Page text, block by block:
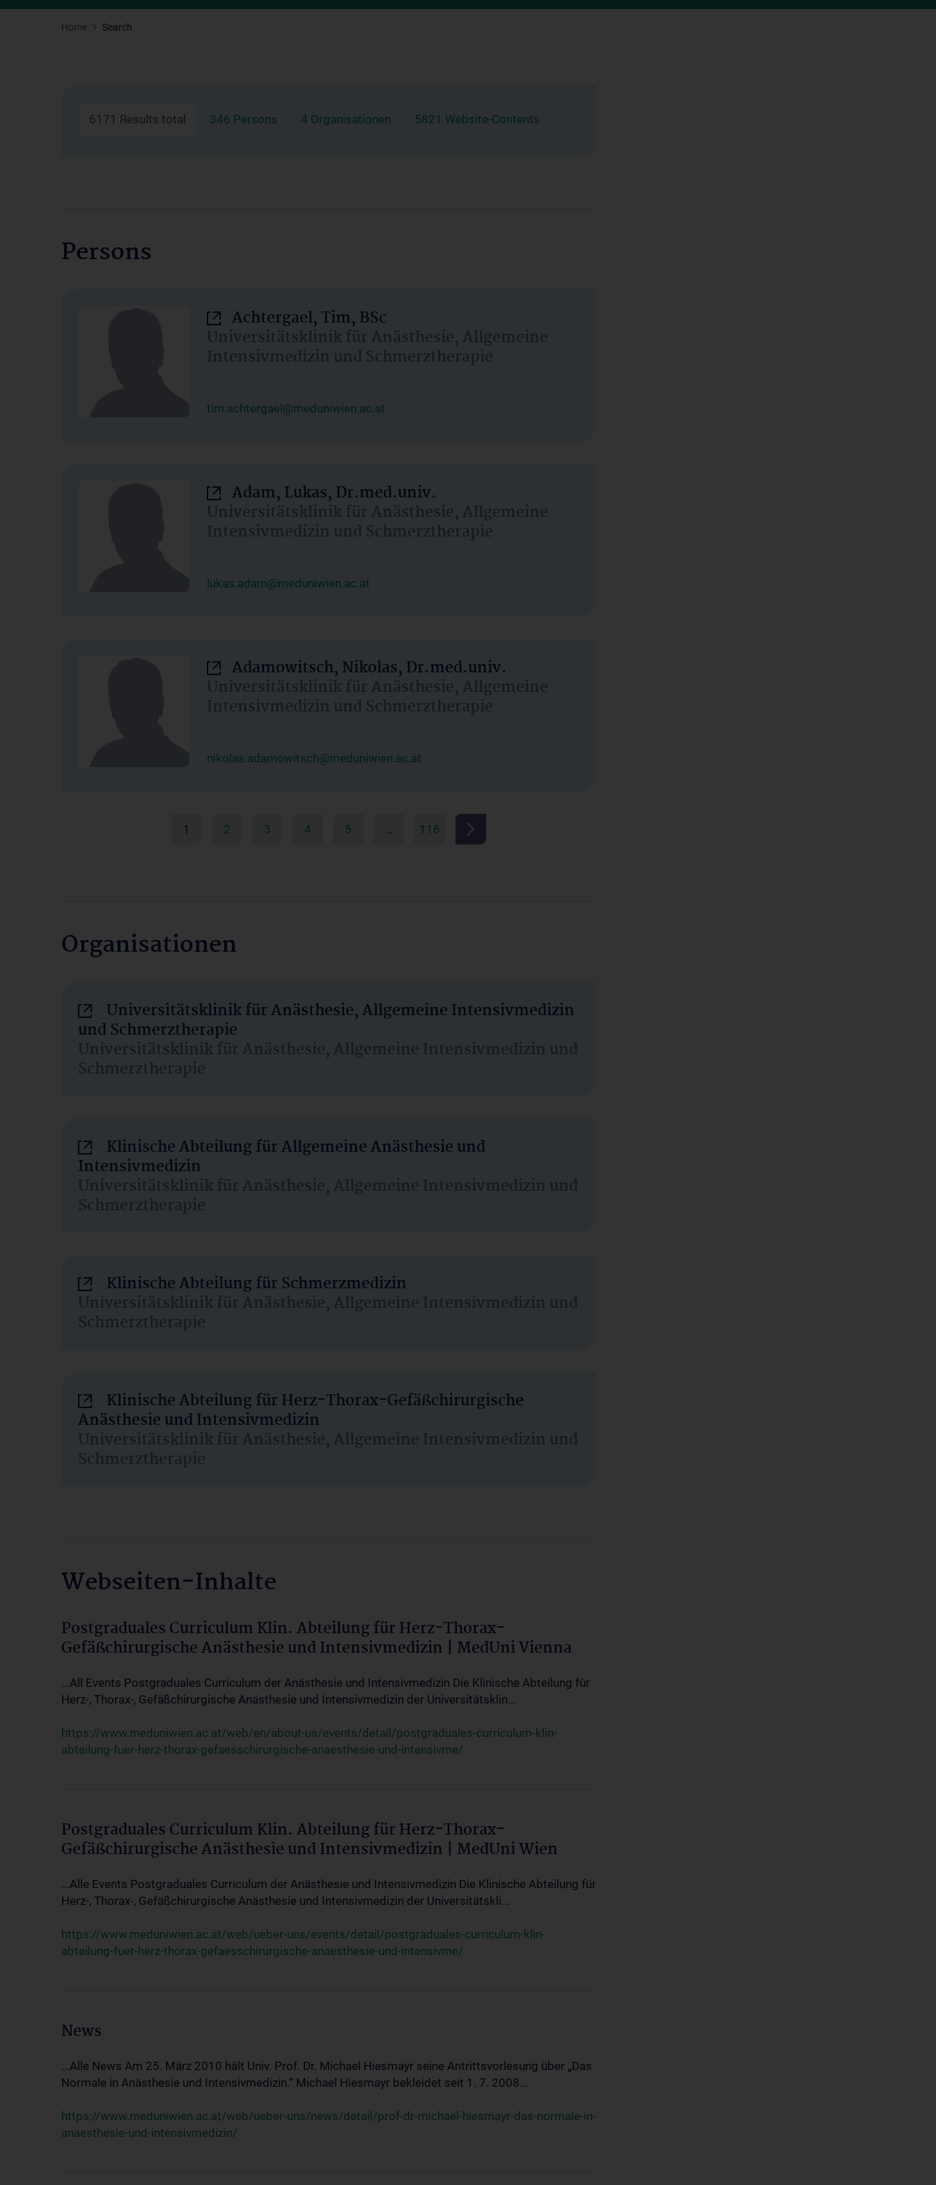
Home Search
6171 Results total 346 Persons 4 Organisationen 5821 Website-Contents
Persons
Achtergael, Tim, BSc
Universitätsklinik für Anästhesie, Allgemeine
Intensivmedizin und Schmerztherapie
tim.achtergael@meduniwien.ac.at
Adam, Lukas, Dr.med.univ.
Universitätsklinik für Anästhesie, Allgemeine
Intensivmedizin und Schmerztherapie
lukas.adam@meduniwien.ac.at
Adamowitsch, Nikolas, Dr.med.univ.
Universitätsklinik für Anästhesie, Allgemeine
Intensivmedizin und Schmerztherapie
nikolas.adamowitsch@meduniwien.ac.at
1 2 3 4 5 … 116
Organisationen
Universitätsklinik für Anästhesie, Allgemeine Intensivmedizin
und Schmerztherapie
Universitätsklinik für Anästhesie, Allgemeine Intensivmedizin und
Schmerztherapie
Klinische Abteilung für Allgemeine Anästhesie und
Intensivmedizin
Universitätsklinik für Anästhesie, Allgemeine Intensivmedizin und
Schmerztherapie
Klinische Abteilung für Schmerzmedizin
Universitätsklinik für Anästhesie, Allgemeine Intensivmedizin und
Schmerztherapie
Klinische Abteilung für Herz-Thorax-Gefäßchirurgische
Anästhesie und Intensivmedizin
Universitätsklinik für Anästhesie, Allgemeine Intensivmedizin und
Schmerztherapie
Webseiten-Inhalte
Postgraduales Curriculum Klin. Abteilung für Herz-Thorax-
Gefäßchirurgische Anästhesie und Intensivmedizin | MedUni Vienna
...All Events Postgraduales Curriculum der Anästhesie und Intensivmedizin Die Klinische Abteilung für
Herz-, Thorax-, Gefäßchirurgische Anästhesie und Intensivmedizin der Universitätsklin...
https://www.meduniwien.ac.at/web/en/about-us/events/detail/postgraduales-curriculum-klin-
abteilung-fuer-herz-thorax-gefaesschirurgische-anaesthesie-und-intensivme/
Postgraduales Curriculum Klin. Abteilung für Herz-Thorax-
Gefäßchirurgische Anästhesie und Intensivmedizin | MedUni Wien
...Alle Events Postgraduales Curriculum der Anästhesie und Intensivmedizin Die Klinische Abteilung für
Herz-, Thorax-, Gefäßchirurgische Anästhesie und Intensivmedizin der Universitätskli...
https://www.meduniwien.ac.at/web/ueber-uns/events/detail/postgraduales-curriculum-klin-
abteilung-fuer-herz-thorax-gefaesschirurgische-anaesthesie-und-intensivme/
News
...Alle News Am 25. März 2010 hält Univ. Prof. Dr. Michael Hiesmayr seine Antrittsvorlesung über „Das
Normale in Anästhesie und Intensivmedizin.“ Michael Hiesmayr bekleidet seit 1. 7. 2008...
https://www.meduniwien.ac.at/web/ueber-uns/news/detail/prof-dr-michael-hiesmayr-das-normale-in-
anaesthesie-und-intensivmedizin/